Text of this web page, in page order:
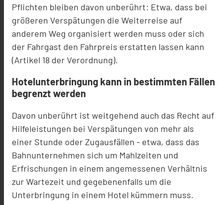
Pflichten bleiben davon unberührt: Etwa, dass bei
größeren Verspätungen die Weiterreise auf
anderem Weg organisiert werden muss oder sich
der Fahrgast den Fahrpreis erstatten lassen kann
(Artikel 18 der Verordnung).
Hotelunterbringung kann in bestimmten Fällen
begrenzt werden
Davon unberührt ist weitgehend auch das Recht auf
Hilfeleistungen bei Verspätungen von mehr als
einer Stunde oder Zugausfällen - etwa, dass das
Bahnunternehmen sich um Mahlzeiten und
Erfrischungen in einem angemessenen Verhältnis
zur Wartezeit und gegebenenfalls um die
Unterbringung in einem Hotel kümmern muss.